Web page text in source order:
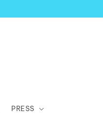
PRESS